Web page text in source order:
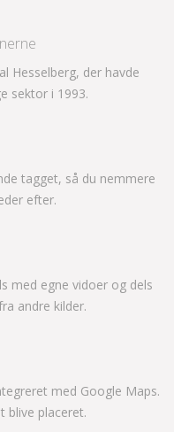
Hesselberg, der havde
sektor i 1993.
tagget, så du nemmere
efter.
med egne vidoer og dels
andre kilder.
med Google Maps.
blive placeret.